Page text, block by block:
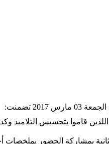
تضمنت:
قاموا بتحسيس التلاميذ
بمشاركة الحضور